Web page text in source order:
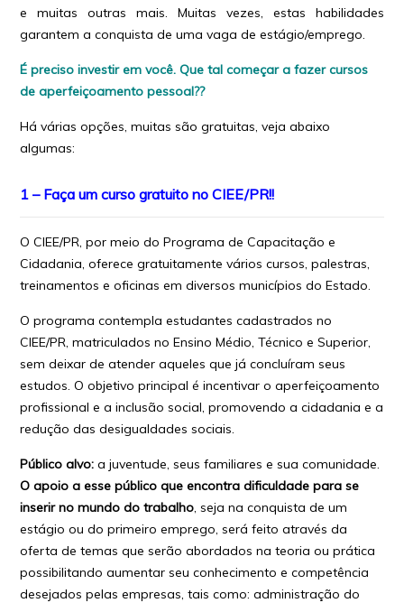
e muitas outras mais. Muitas vezes, estas habilidades
garantem a conquista de uma vaga de estágio/emprego.
É preciso investir em você. Que tal começar a fazer cursos
de aperfeiçoamento pessoal??
Há várias opções, muitas são gratuitas, veja abaixo
algumas:
1 – Faça um curso gratuito no CIEE/PR!!
O CIEE/PR, por meio do Programa de Capacitação e
Cidadania, oferece gratuitamente vários cursos, palestras,
treinamentos e oficinas em diversos municípios do Estado.
O programa contempla estudantes cadastrados no
CIEE/PR, matriculados no Ensino Médio, Técnico e Superior,
sem deixar de atender aqueles que já concluíram seus
estudos. O objetivo principal é incentivar o aperfeiçoamento
profissional e a inclusão social, promovendo a cidadania e a
redução das desigualdades sociais.
Público alvo: a juventude, seus familiares e sua comunidade.
O apoio a esse público que encontra dificuldade para se
inserir no mundo do trabalho, seja na conquista de um
estágio ou do primeiro emprego, será feito através da
oferta de temas que serão abordados na teoria ou prática
possibilitando aumentar seu conhecimento e competência
desejados pelas empresas, tais como: administração do